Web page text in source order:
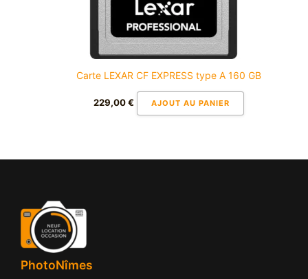
Carte LEXAR CF EXPRESS type A 160 GB
229,00€ AJOUT AU PANIER
PhotoNîmes